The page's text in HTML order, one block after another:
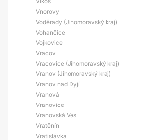
Vnorovy
Voděrady (Jihomoravský kraj)
Vohančice
Vojkovice
Vracov
Vracovice (Jihomoravský kraj)
Vranov (Jihomoravský kraj)
Vranov nad Dyjí
Vranová
Vranovice
Vranovská Ves
Vratěnín
Vratislávka